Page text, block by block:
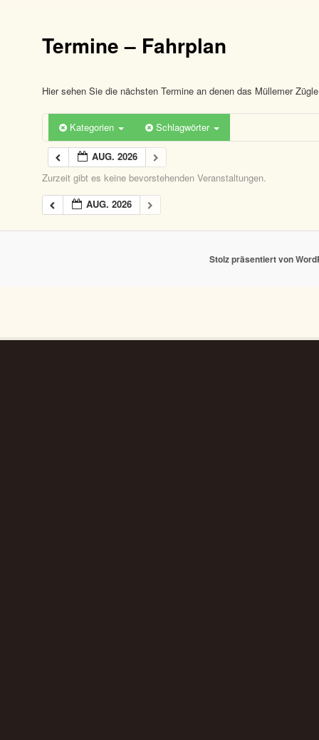
Termine – Fahrplan
Hier sehen Sie die nächsten Termine an denen das Müllemer
Kategorien Schlagwörter
AUG. 2026
Zurzeit gibt es keine bevorstehenden Veranstaltungen.
AUG. 2026
Stolz präsentiert von